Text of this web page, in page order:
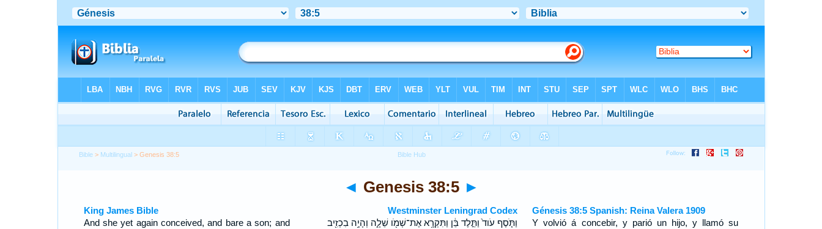
Bible > Multilingual > Genesis 38:5
◄ Genesis 38:5 ►
King James Bible
And she yet again conceived, and bare a son; and
Westminster Leningrad Codex
וַתֹּ֤סֶף עֹוד֙ וַתֵּ֣לֶד בֵּ֔ן וַתִּקְרָ֥א אֶת־שְׁמֹ֖ו שֵׁלָ֑ה וְהָיָ֥ה בִכְזִ֖יב
Génesis 38:5 Spanish: Reina Valera 1909
Y volvió á concebir, y parió un hijo, y llamó su